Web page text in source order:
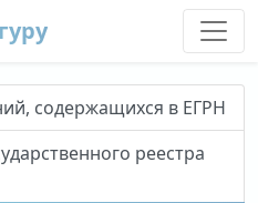
содержащихся в ЕГРН
реестра